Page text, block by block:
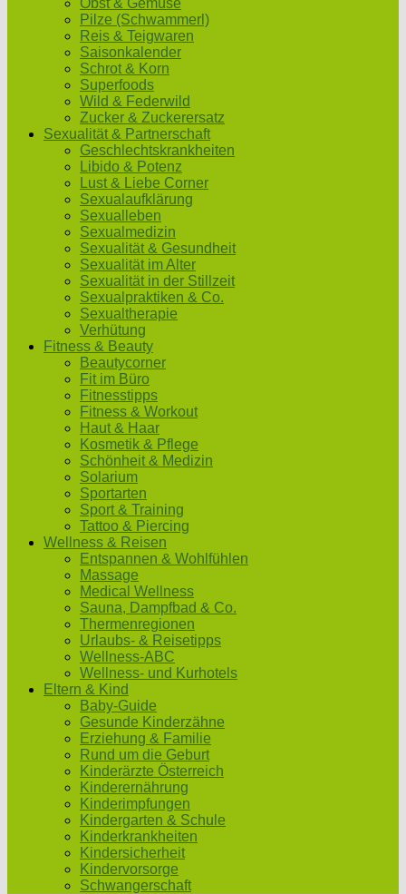
Obst & Gemüse
Pilze (Schwammerl)
Reis & Teigwaren
Saisonkalender
Schrot & Korn
Superfoods
Wild & Federwild
Zucker & Zuckerersatz
Sexualität & Partnerschaft
Geschlechtskrankheiten
Libido & Potenz
Lust & Liebe Corner
Sexualaufklärung
Sexualleben
Sexualmedizin
Sexualität & Gesundheit
Sexualität im Alter
Sexualität in der Stillzeit
Sexualpraktiken & Co.
Sexualtherapie
Verhütung
Fitness & Beauty
Beautycorner
Fit im Büro
Fitnesstipps
Fitness & Workout
Haut & Haar
Kosmetik & Pflege
Schönheit & Medizin
Solarium
Sportarten
Sport & Training
Tattoo & Piercing
Wellness & Reisen
Entspannen & Wohlfühlen
Massage
Medical Wellness
Sauna, Dampfbad & Co.
Thermenregionen
Urlaubs- & Reisetipps
Wellness-ABC
Wellness- und Kurhotels
Eltern & Kind
Baby-Guide
Gesunde Kinderzähne
Erziehung & Familie
Rund um die Geburt
Kinderärzte Österreich
Kinderernährung
Kinderimpfungen
Kindergarten & Schule
Kinderkrankheiten
Kindersicherheit
Kindervorsorge
Schwangerschaft